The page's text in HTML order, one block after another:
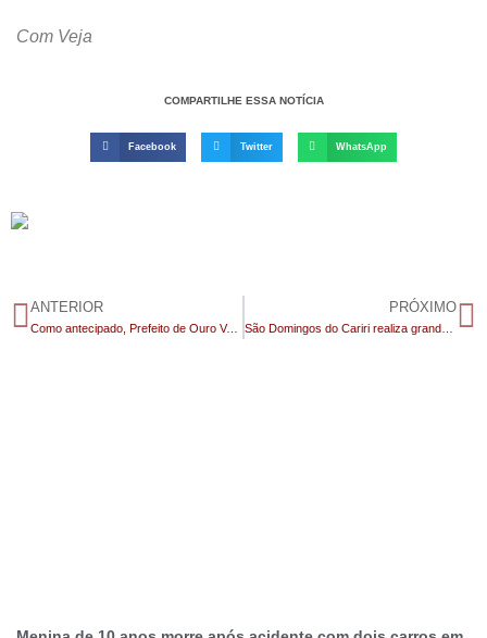
Com Veja
COMPARTILHE ESSA NOTÍCIA
Facebook Twitter WhatsApp
ANTERIOR
Como antecipado, Prefeito de Ouro Velho anuncia apoio a Lucas Ribeiro, após meses em “cima do muro”
PRÓXIMO